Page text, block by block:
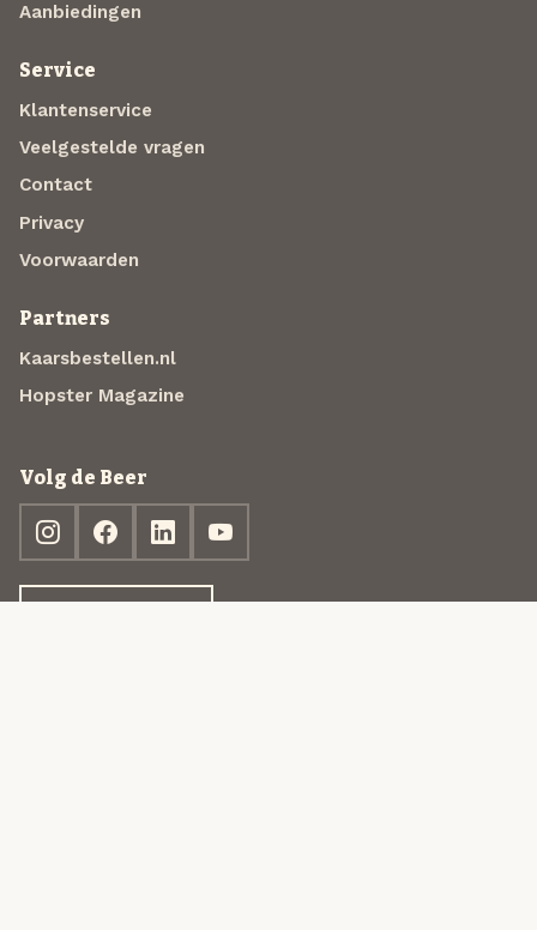
Aanbiedingen
Service
Klantenservice
Veelgestelde vragen
Contact
Privacy
Voorwaarden
Partners
Kaarsbestellen.nl
Hopster Magazine
Volg de Beer